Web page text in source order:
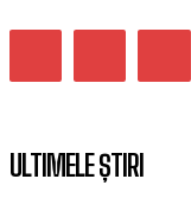
ULTIMELE ȘTIRI